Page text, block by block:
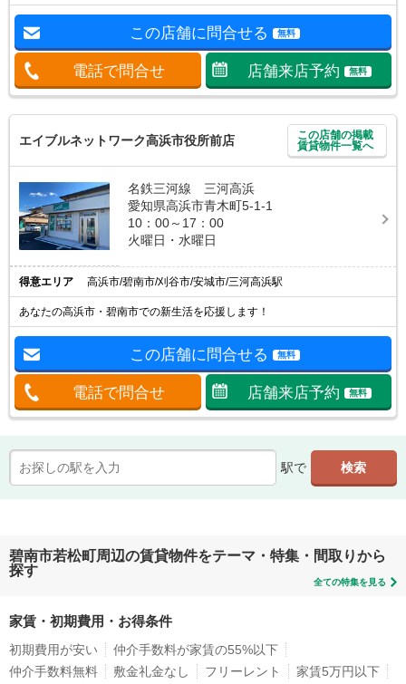
この店舗に問合せる 無料
電話で問合せ 店舗来店予約 無料
エイブルネットワーク高浜市役所前店
この店舗の掲載
賃貸物件一覧へ
名鉄三河線 三河高浜
愛知県高浜市青木町5-1-1
10：00～17：00
火曜日・水曜日
得意エリア 高浜市/碧南市/刈谷市/安城市/三河高浜駅
あなたの高浜市・碧南市での新生活を応援します！
この店舗に問合せる 無料
電話で問合せ 店舗来店予約 無料
駅で
碧南市若松町周辺の賃貸物件をテーマ・特集・間取りから
探す
全ての特集を見る
家賃・初期費用・お得条件
初期費用が安い
仲介手数料が家賃の55%以下
仲介手数料無料
敷金礼金なし フリーレント
家賃5万円以下